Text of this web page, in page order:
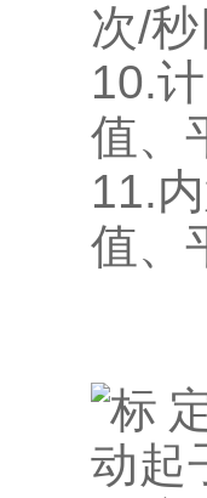
次/
10.
值、
11.
值、